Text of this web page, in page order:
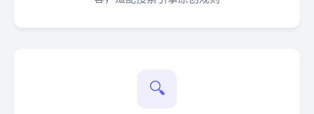
🔍